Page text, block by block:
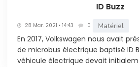
ID Buzz
28 Mar. 2021 • 14:43 0 Matériel
En 2017, Volkswagen nous avait
de microbus électrique baptisé ID
véhicule électrique devait